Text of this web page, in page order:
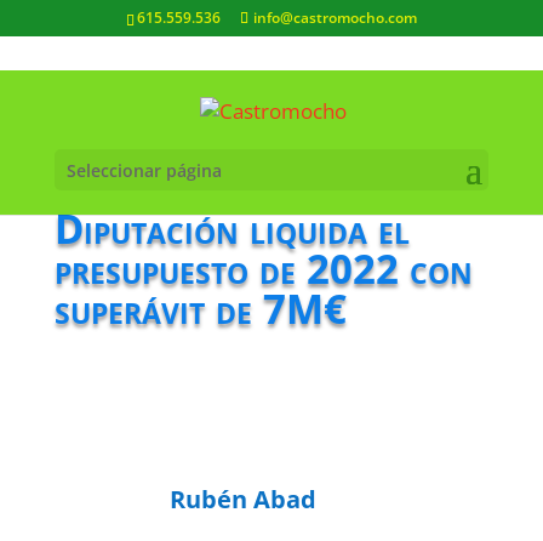
615.559.536 info@castromocho.com
Seleccionar página
Diputación liquida el
presupuesto de 2022 con
superávit de 7M€
Rubén Abad